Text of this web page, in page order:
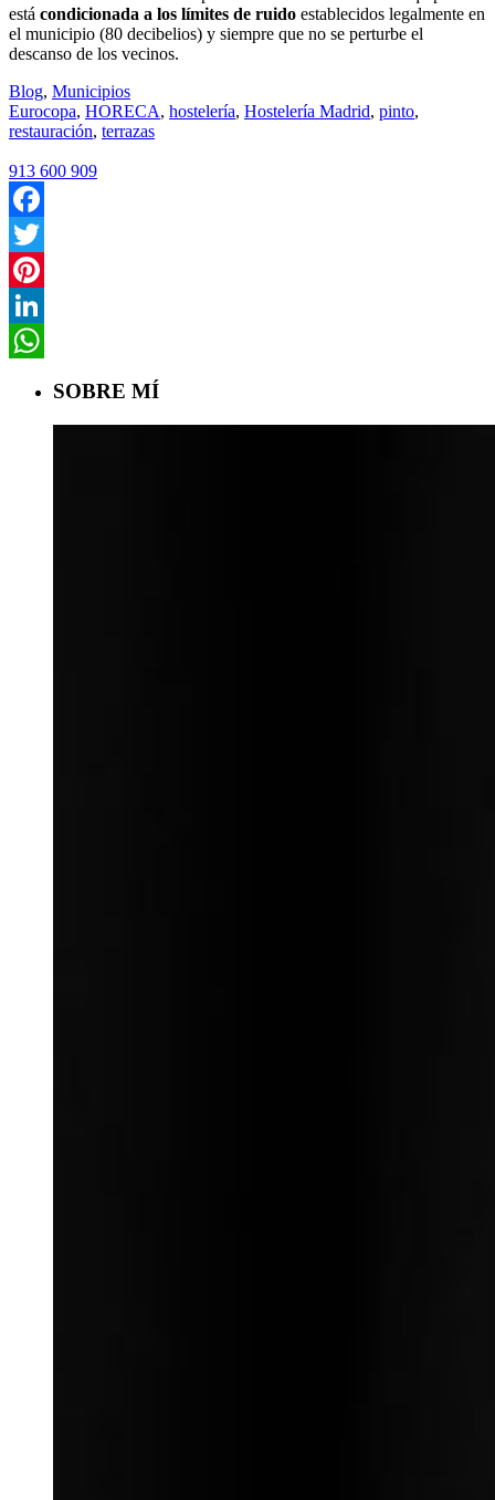
está condicionada a los límites de ruido establecidos legalmente en
el municipio (80 decibelios) y siempre que no se perturbe el
descanso de los vecinos.
Blog, Municipios
Eurocopa, HORECA, hostelería, Hostelería Madrid, pinto,
restauración, terrazas
913 600 909
Facebook
Twitter
Pinterest
LinkedIn
SOBRE MÍ